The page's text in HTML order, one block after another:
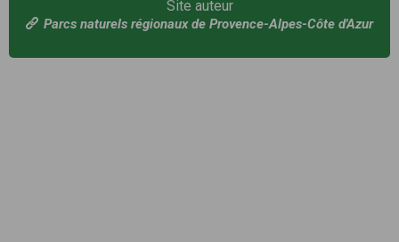
Site auteur
Parcs naturels régionaux de Provence-Alpes-Côte d'Azur